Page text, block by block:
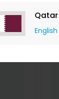
Qatar
English